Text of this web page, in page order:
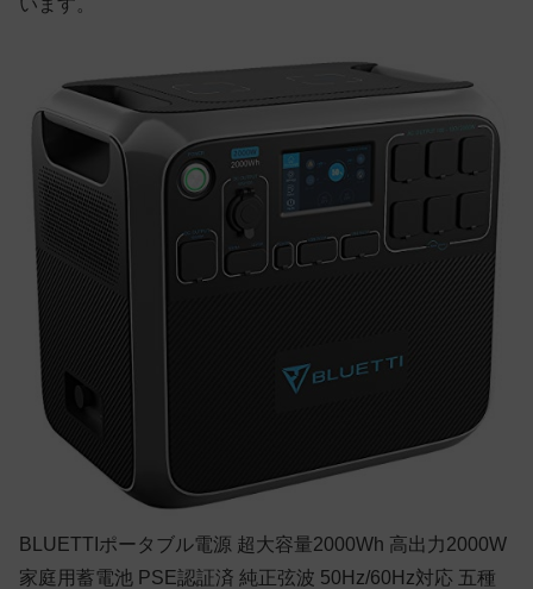
います。
BLUETTIポータブル電源 超大容量2000Wh 高出力2000W
家庭用蓄電池 PSE認証済 純正弦波 50Hz/60Hz対応 五種